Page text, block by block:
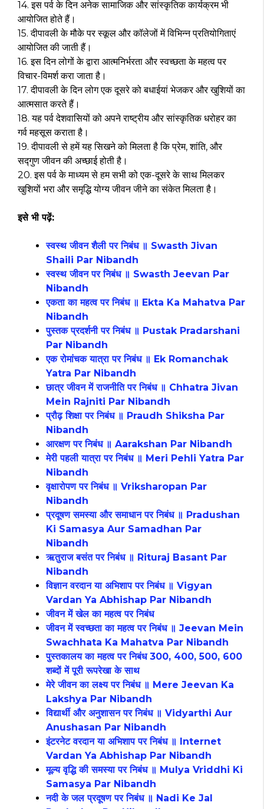
14. इस पर्व के दिन अनेक सामाजिक और सांस्कृतिक कार्यक्रम भी
आयोजित होते हैं।
15. दीपावली के मौके पर स्कूल और कॉलेजों में विभिन्न प्रतियोगिताएं
आयोजित की जाती हैं।
16. इस दिन लोगों के द्वारा आत्मनिर्भरता और स्वच्छता के महत्व पर
विचार-विमर्श करा जाता है।
17. दीपावली के दिन लोग एक दूसरे को बधाईयां भेजकर और खुशियों का
आत्मसात करते हैं।
18. यह पर्व देशवासियों को अपने राष्ट्रीय और सांस्कृतिक धरोहर का
गर्व महसूस कराता है।
19. दीपावली से हमें यह सिखने को मिलता है कि प्रेम, शांति, और
सद्गुण जीवन की अच्छाई होती है।
20. इस पर्व के माध्यम से हम सभी को एक-दूसरे के साथ मिलकर
खुशियों भरा और समृद्धि योग्य जीवन जीने का संकेत मिलता है।
इसे भी पढ़ें:
स्वस्थ जीवन शैली पर निबंध ॥ Swasth Jivan
Shaili Par Nibandh
स्वस्थ जीवन पर निबंध ॥ Swasth Jeevan Par
Nibandh
एकता का महत्व पर निबंध ॥ Ekta Ka Mahatva Par
Nibandh
पुस्तक प्रदर्शनी पर निबंध ॥ Pustak Pradarshani
Par Nibandh
एक रोमांचक यात्रा पर निबंध ॥ Ek Romanchak
Yatra Par Nibandh
छात्र जीवन में राजनीति पर निबंध ॥ Chhatra Jivan
Mein Rajniti Par Nibandh
प्रौढ़ शिक्षा पर निबंध ॥ Praudh Shiksha Par
Nibandh
आरक्षण पर निबंध ॥ Aarakshan Par Nibandh
मेरी पहली यात्रा पर निबंध ॥ Meri Pehli Yatra Par
Nibandh
वृक्षारोपण पर निबंध ॥ Vriksharopan Par
Nibandh
प्रदूषण समस्या और समाधान पर निबंध ॥ Pradushan
Ki Samasya Aur Samadhan Par
Nibandh
ऋतुराज बसंत पर निबंध ॥ Rituraj Basant Par
Nibandh
विज्ञान वरदान या अभिशाप पर निबंध ॥ Vigyan
Vardan Ya Abhishap Par Nibandh
जीवन में खेल का महत्व पर निबंध
जीवन में स्वच्छता का महत्व पर निबंध ॥ Jeevan Mein
Swachhata Ka Mahatva Par Nibandh
पुस्तकालय का महत्व पर निबंध 300, 400, 500, 600
शब्दों में पूरी रूपरेखा के साथ
मेरे जीवन का लक्ष्य पर निबंध ॥ Mere Jeevan Ka
Lakshya Par Nibandh
विद्यार्थी और अनुशासन पर निबंध ॥ Vidyarthi Aur
Anushasan Par Nibandh
इंटरनेट वरदान या अभिशाप पर निबंध ॥ Internet
Vardan Ya Abhishap Par Nibandh
मूल्य वृद्धि की समस्या पर निबंध ॥ Mulya Vriddhi Ki
Samasya Par Nibandh
नदी के जल प्रदूषण पर निबंध ॥ Nadi Ke Jal